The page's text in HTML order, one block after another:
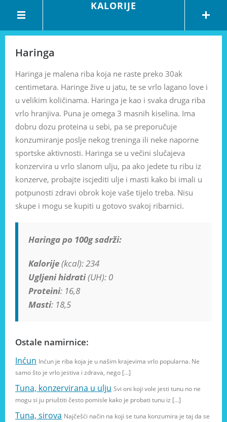
KALORIJE
Haringa
Haringa je malena riba koja ne raste preko 30ak
centimetara. Haringe žive u jatu, te se vrlo lagano love i
u velikim količinama. Haringa je kao i svaka druga riba
vrlo hranjiva. Puna je omega 3 masnih kiselina. Ima
dobru dozu proteina u sebi, pa se preporučuje
konzumiranje poslje nekog treninga ili neke naporne
sportske aktivnosti. Haringa se u večini slučajeva
konzervira u vrlo slanom ulju, pa ako jedete tu ribu iz
konzerve, probajte iscjediti ulje i masti kako bi imali u
potpunosti zdravi obrok koje vaše tijelo treba. Nisu
skupe i mogu se kupiti u gotovo svakoj ribarnici.
Haringa po 100g sadrži:
Kalorije(kcal): 234
Ugljeni hidrati(UH): 0
Proteini: 16,8
Masti: 18,5
Ostale namirnice:
Inćun Inćun je riba koja je u našim krajevima vrlo popularna. Ne
samo što je vrlo jestiva i zdrava, nego […]
Tuna, konzervirana u ulju Svi oni koji vole jesti tunu no ne
mogu si ju priuštiti često pomisle kako je probati tunu iz […]
Tuna, sirova Najčešći način na koji se tuna konzumira je taj da se